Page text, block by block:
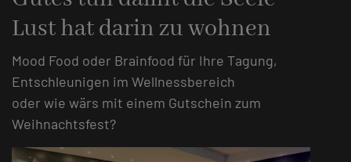
Lust hat darin zu wohnen
Mood Food oder Brainfood für Ihre Tagung,
Entschleunigen im Wellnessbereich
oder wie wärs mit einem Gutschein zum
Weihnachtsfest?